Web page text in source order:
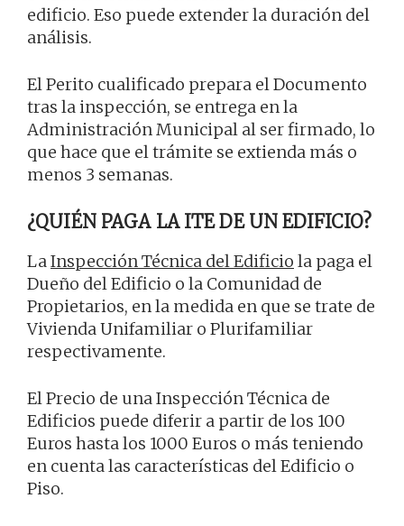
edificio. Eso puede extender la duración del
análisis.
El Perito cualificado prepara el Documento
tras la inspección, se entrega en la
Administración Municipal al ser firmado, lo
que hace que el trámite se extienda más o
menos 3 semanas.
¿QUIÉN PAGA LA ITE DE UN EDIFICIO?
La Inspección Técnica del Edificio la paga el
Dueño del Edificio o la Comunidad de
Propietarios, en la medida en que se trate de
Vivienda Unifamiliar o Plurifamiliar
respectivamente.
El Precio de una Inspección Técnica de
Edificios puede diferir a partir de los 100
Euros hasta los 1000 Euros o más teniendo
en cuenta las características del Edificio o
Piso.